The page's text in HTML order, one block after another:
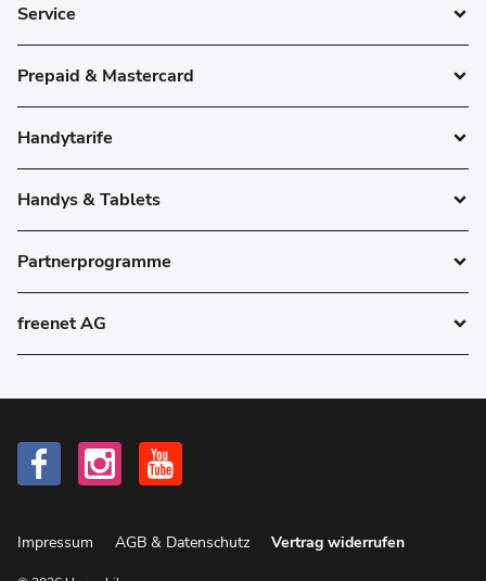
Service
Prepaid & Mastercard
Handytarife
Handys & Tablets
Partnerprogramme
freenet AG
Impressum AGB & Datenschutz Vertrag widerrufen